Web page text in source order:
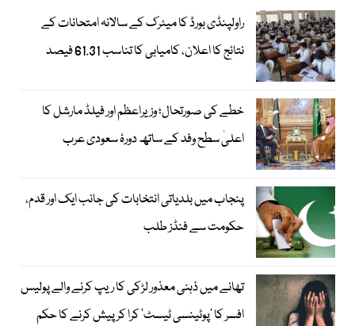
راولپنڈی بورڈ کا میٹرک کے سالانہ امتحانات کے
نتائج کا اعلان، کامیابی کا تناسب 61.31 فیصد
خطے کی صورتحال؛ وزیراعظم اور فیلڈ مارشل کا
اعلیٰ سطح وفد کے ساتھ دورۂ سعودی عرب
پنجاب میں بلدیاتی انتخابات کی جانب ایک اور قدم،
حکومت سے فنڈز طلب
تھانے میں ذہنی معذور لڑکی کا ریپ کرنے والے پولیس
افسر کا ’پوٹینسی ٹیسٹ‘ کرا کر پیش کرنے کا حکم